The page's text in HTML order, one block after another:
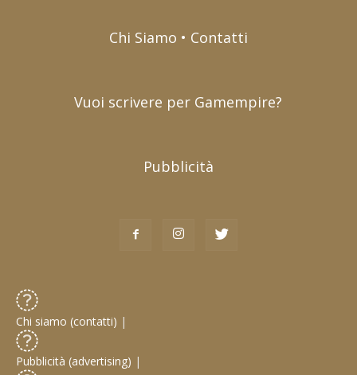
Chi Siamo • Contatti
Vuoi scrivere per Gamempire?
Pubblicità
Chi siamo (contatti) |
Pubblicità (advertising) |